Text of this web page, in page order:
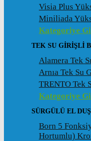
Visia Plus
Miniliada
Kategoriye
TEK SU GİRİŞLİ
Alamera Tek
Arnıa Tek Su
TRENTO Tek
Kategoriye
SÜRGÜLÜ EL
Born 5
Hortumlu)